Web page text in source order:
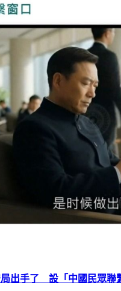
出手了 設「中國民眾聯